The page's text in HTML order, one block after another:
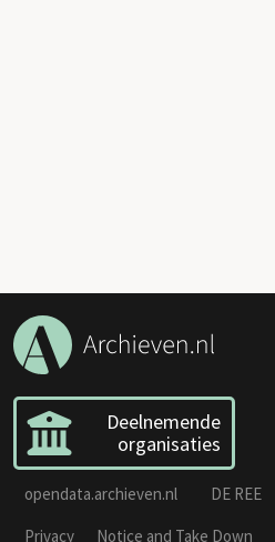
Deelnemende
organisaties
opendata.archieven.nl DE REE
Privacy
Notice and Take Down